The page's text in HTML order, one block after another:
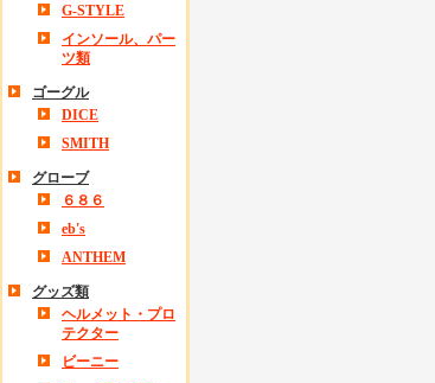
G-STYLE
インソール、パー
ツ類
ゴーグル
DICE
SMITH
グローブ
６８６
eb's
ANTHEM
グッズ類
ヘルメット・プロ
テクター
ビーニー